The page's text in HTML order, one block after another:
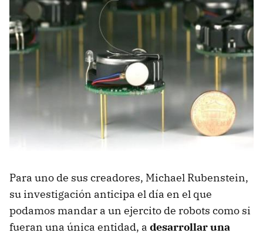
Para uno de sus creadores, Michael Rubenstein,
su investigación anticipa el día en el que
podamos mandar a un ejercito de robots como si
fueran una única entidad, a desarrollar una